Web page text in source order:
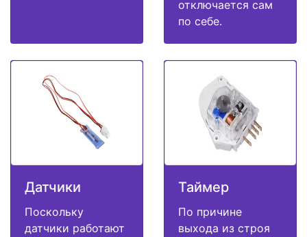
отключается сам
по себе.
Датчики
Поскольку
датчики работают
Таймер
По причине
выхода из строя